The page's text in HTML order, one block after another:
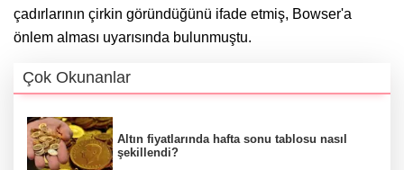
çadırlarının çirkin göründüğünü ifade etmiş, Bowser'a
önlem alması uyarısında bulunmuştu.
Çok Okunanlar
Altın fiyatlarında hafta sonu tablosu nasıl
şekillendi?